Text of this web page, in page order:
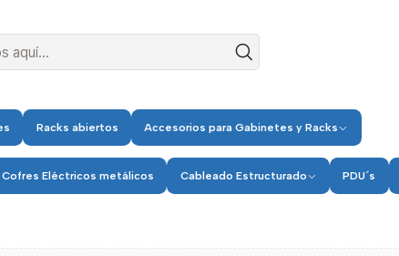
Racks abiertos Accesorios para Gabinetes y Racks
Cofres Eléctricos metálicos Cableado Estructurado PDU´s